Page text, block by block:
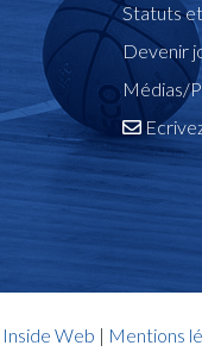
Statuts
Devenir
Médias/
Inside Web | Mentions